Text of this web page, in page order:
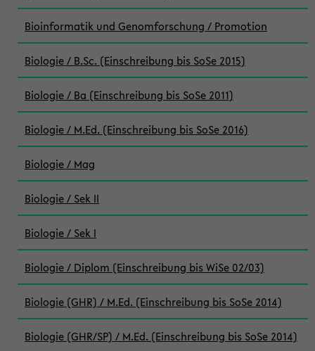
Bioinformatik und Genomforschung / Promotion
Biologie / B.Sc. (Einschreibung bis SoSe 2015)
Biologie / Ba (Einschreibung bis SoSe 2011)
Biologie / M.Ed. (Einschreibung bis SoSe 2016)
Biologie / Mag
Biologie / Sek II
Biologie / Sek I
Biologie / Diplom (Einschreibung bis WiSe 02/03)
Biologie (GHR) / M.Ed. (Einschreibung bis SoSe 2014)
Biologie (GHR/SP) / M.Ed. (Einschreibung bis SoSe 2014)